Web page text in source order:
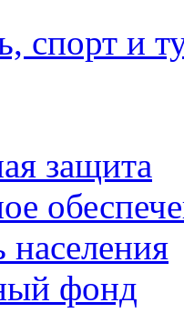
спорт и
защита
населения
фонд